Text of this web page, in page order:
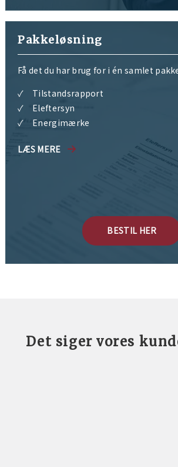
Pakkeløsning
Få det du har brug for i én samlet
Tilstandsrapport
Eleftersyn
Energimærke
LÆS MERE
BESTIL HER
Det siger vores